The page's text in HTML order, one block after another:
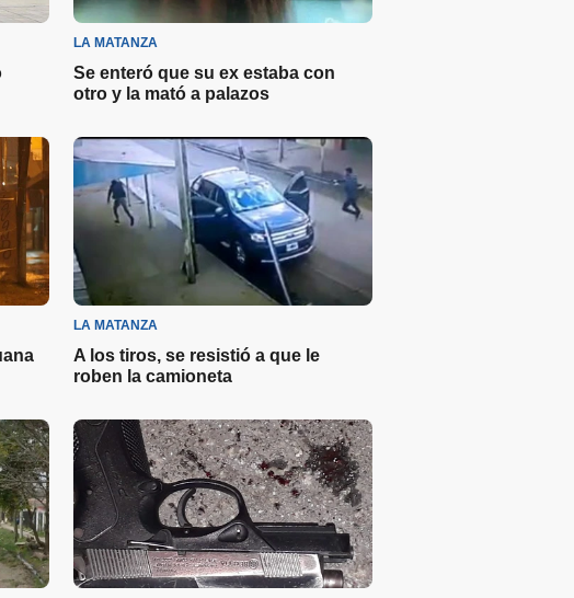
LA MATANZA
Se enteró que su ex estaba con
otro y la mató a palazos
LA MATANZA
A los tiros, se resistió a que le
roben la camioneta